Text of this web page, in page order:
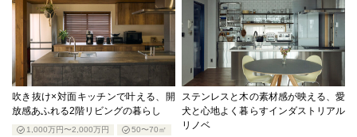
吹き抜け×対面キッチンで叶える、開
放感あふれる2階リビングの暮らし
1,000万円〜2,000万円
50〜70㎡
ステンレスと木の素材感が映える、愛
犬と心地よく暮らすインダストリアル
リノベ